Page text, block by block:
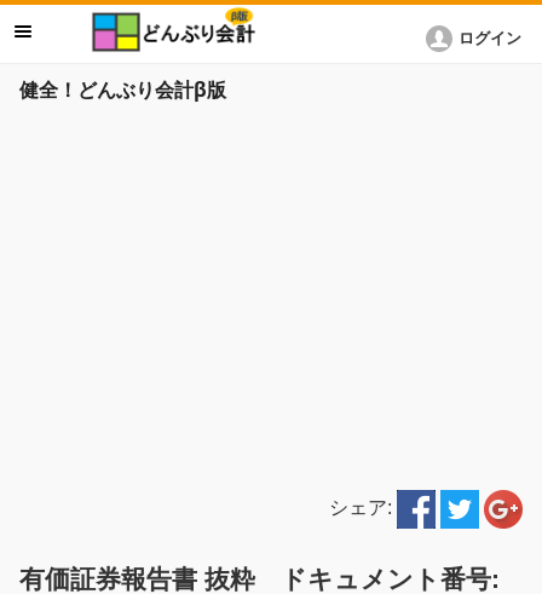
健全！どんぶり会計β版
ログイン
シェア:
有価証券報告書 抜粋 ドキュメント番号: